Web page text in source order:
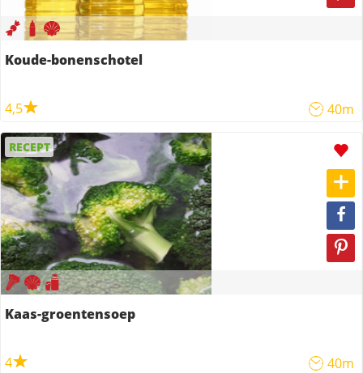
Koude-bonenschotel
4,5 40m
RECEPT
Kaas-groentensoep
4 40m